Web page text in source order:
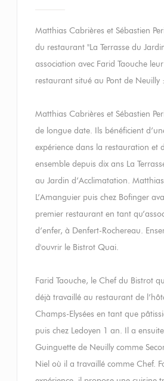
Matthias Cabrières et Sébastien
du restaurant "La Terrasse du
association avec Farid Taouche
restaurant situé au Pont de Neuilly
Matthias Cabrières et Sébastien
de longue date. Ils bénéficient
expérience dans la restauration et
ensemble depuis dix ans La
au Jardin d’Acclimatation.
L’Amanguier puis chez Bofinger
premier restaurant en tant
d’enfer, à Denfert-Rochereau.
d'ouvrir le Bistrot Quai.
Farid Taouche, le Chef du Bistrot
déjà travaillé au restaurant de
Champs-Elysées en tant que
puis chez Ledoyen 1 an. Il a
Guinguette de Neuilly comme
Niel où il a travaillé comme Chef.